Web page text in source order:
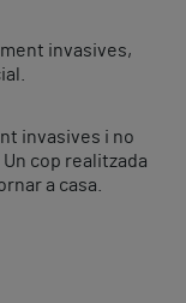
invasives,
invasives i no
cop realitzada
a casa.